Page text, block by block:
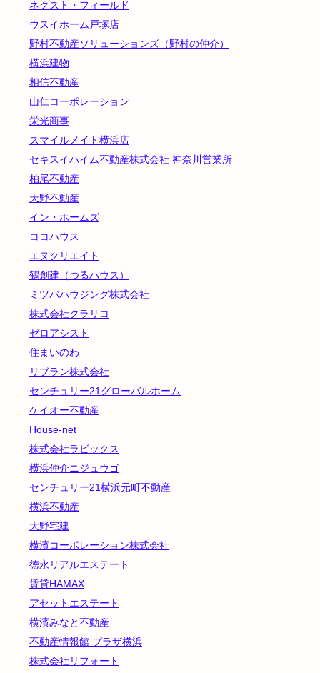
ネクスト・フィールド
ウスイホーム戸塚店
野村不動産ソリューションズ（野村の仲介）
横浜建物
相信不動産
山仁コーポレーション
栄光商事
スマイルメイト横浜店
セキスイハイム不動産株式会社 神奈川営業所
柏尾不動産
天野不動産
イン・ホームズ
ココハウス
エヌクリエイト
鶴創建（つるハウス）
ミツバハウジング株式会社
株式会社クラリコ
ゼロアシスト
住まいのわ
リブラン株式会社
センチュリー21グローバルホーム
ケイオー不動産
House-net
株式会社ラビックス
横浜仲介ニジュウゴ
センチュリー21横浜元町不動産
横浜不動産
大野宅建
横濱コーポレーション株式会社
徳永リアルエステート
賃貸HAMAX
アセットエステート
横濱みなと不動産
不動産情報館 プラザ横浜
株式会社リフォート